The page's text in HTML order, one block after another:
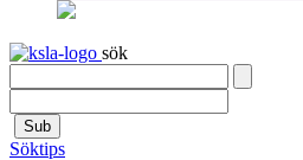
sök
Sub
Söktips